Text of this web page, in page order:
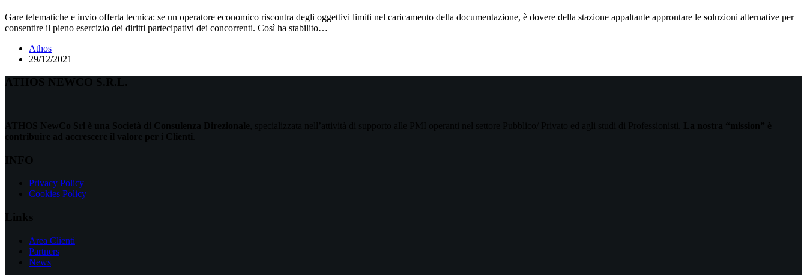
Gare telematiche e invio offerta tecnica: se un operatore economico riscontra degli oggettivi limiti nel caricamento della documentazione, è dovere della stazione appaltante approntare le soluzioni alternative per
consentire il pieno esercizio dei diritti partecipativi dei concorrenti. Così ha stabilito…
Athos
29/12/2021
ATHOS NEWCO S.R.L.
ATHOS NewCo Srl è una Società di Consulenza Direzionale , specializzata nell’attività di supporto alle PMI operanti nel settore Pubblico/ Privato ed agli studi di Professionisti.
La nostra “mission” è
contribuire ad accrescere il valore per i Clienti
INFO
Privacy Policy
Cookies Policy
Links
Area Clienti
Partners
News